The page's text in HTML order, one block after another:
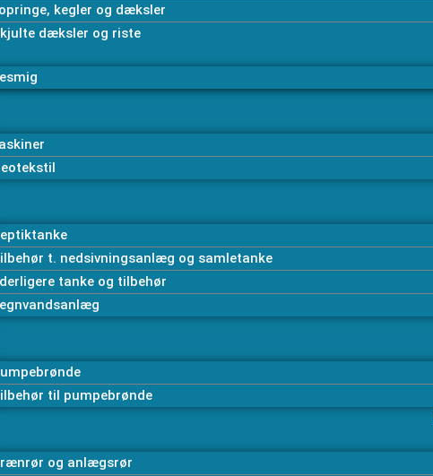
kegler og dæksler
dæksler og riste
t. nedsivningsanlæg og samletanke
tanke og tilbehør
til pumpebrønde
og anlægsrør